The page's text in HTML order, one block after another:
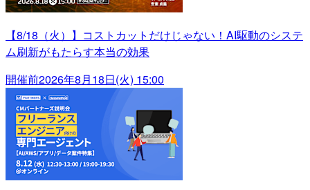
【8/18（火）】コストカットだけじゃない！AI駆動のシステ
ム刷新がもたらす本当の効果
開催前2026年8月18日(火) 15:00